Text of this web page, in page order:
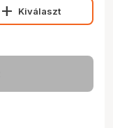
add Kiválaszt